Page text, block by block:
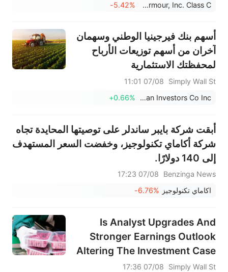
Under Armour, Inc. Class C
-5.42%
أسهم بنك فيرجينيا الوطني وسهمان
آخران من أسهم توزيعات الأرباح
لمحفظتك الاستثمارية
Simply Wall St
07/08 11:01
General American Investors Co Inc
+0.66%
أبقت شركة بايبر ساندلر على توصيتها المحايدة تجاه
شركة أكاماي تكنولوجيز، وخفضت السعر المستهدف
إلى 140 دولارًا.
Benzinga News
07/08 17:23
اكاماي تكنولوجيز -6.76%
Is Analyst Upgrades And
Stronger Earnings Outlook
Altering The Investment Case
For J. M. Smucker (SJM)?
Simply Wall St
07/08 17:36